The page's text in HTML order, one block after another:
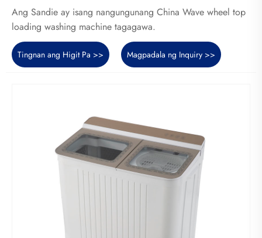
Ang Sandie ay isang nangungunang China Wave wheel top
loading washing machine tagagawa.
Tingnan ang Higit Pa >> Magpadala ng Inquiry >>